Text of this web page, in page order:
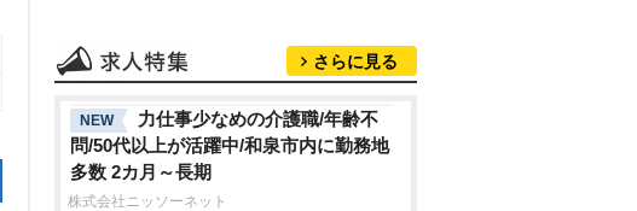
さらに見る
NEW
力仕事少なめの介護職/年齢不
問/50代以上が活躍中/和泉市内に勤務地
多数 2カ月～長期
株式会社ニッソーネット